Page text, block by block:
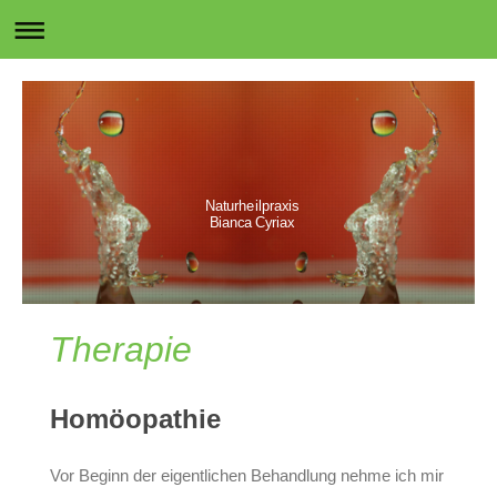
Naturheilpraxis
Bianca Cyriax
Therapie
Homöopathie
Vor Beginn der eigentlichen Behandlung nehme ich mir